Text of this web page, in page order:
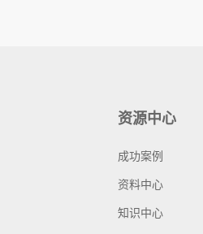
资源中心
成功案例
资料中心
知识中心